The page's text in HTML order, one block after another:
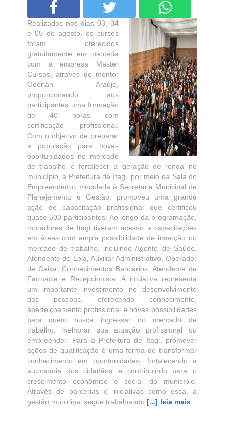
Realizados nos dias 03, 04
e 05 de agosto, os cursos
foram oferecidos
gratuitamente em parceria
com a empresa Master
Cursos, através do mentor
Oderlan Araújo,
proporcionando aos
participantes uma formação
de 40 horas com
certificação profissional.
Com o objetivo de preparar
a população para novas
oportunidades no mercado
de trabalho e fortalecer a geração de renda no
município, a Prefeitura de Itagi, por meio da Sala do
Empreendedor, vinculada à Secretaria Municipal de
Planejamento e Gestão, promoveu uma grande
ação de capacitação profissional que certificou
quase 500 participantes. Ao longo da programação,
moradores de Itagi tiveram acesso a capacitações
em áreas com ampla possibilidade de inserção no
mercado de trabalho, incluindo Agente de Saúde,
Atendente de Loja, Auxiliar Administrativo, Operador
de Caixa, Conhecimentos Bancários, Atendente de
Farmácia e Recepcionista. A iniciativa representa
um importante investimento no desenvolvimento
das pessoas, oferecendo conhecimento,
aperfeiçoamento profissional e novas possibilidades
para quem busca ingressar no mercado de
trabalho, melhorar sua atuação profissional ou
empreender. Para a Prefeitura de Itagi, promover
ações de qualificação é uma forma de transformar
conhecimento em oportunidades, fortalecendo a
autonomia dos cidadãos e contribuindo para o
crescimento econômico e social do município.
Através de parcerias e iniciativas como essa, a
gestão municipal segue trabalhando [...] leia mais